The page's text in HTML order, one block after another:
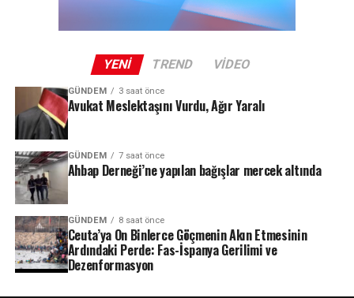
YENI TREND VIDEO
GÜNDEM 3 saat önce
Avukat Meslektaşını Vurdu, Ağır Yaralı
GÜNDEM 7 saat önce
Ahbap Derneği’ne yapılan bağışlar mercek altında
GÜNDEM 8 saat önce
Ceuta’ya On Binlerce Göçmenin Akın Etmesinin
Ardındaki Perde: Fas-İspanya Gerilimi ve
Dezenformasyon